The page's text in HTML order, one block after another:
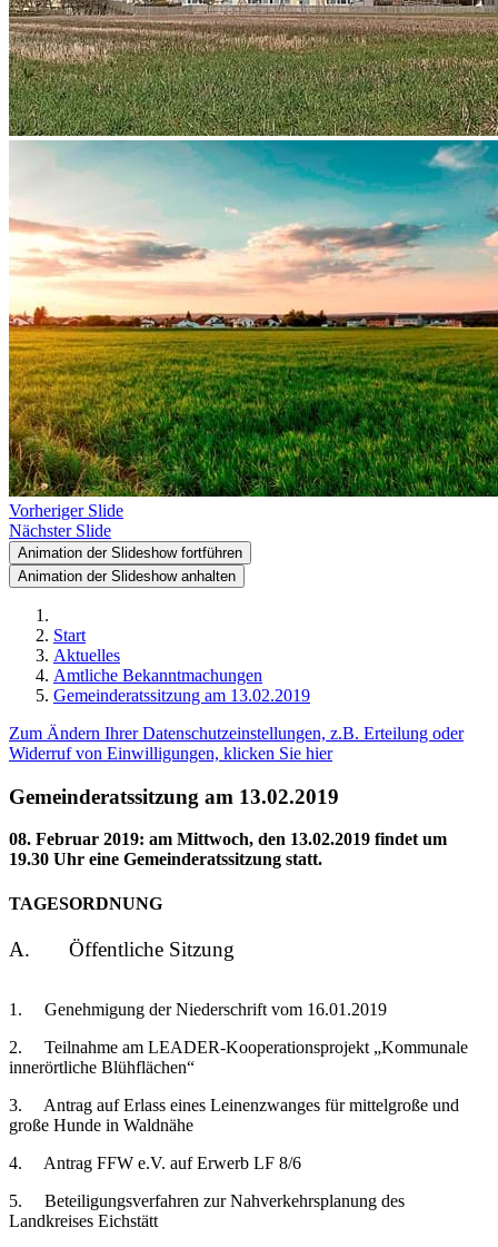
Vorheriger Slide
Nächster Slide
Animation der Slideshow fortführen
Animation der Slideshow anhalten
Start
Aktuelles
Amtliche Bekanntmachungen
Gemeinderatssitzung am 13.02.2019
Zum Ändern Ihrer Datenschutzeinstellungen, z.B. Erteilung oder
Widerruf von Einwilligungen, klicken Sie hier
Gemeinderatssitzung am 13.02.2019
08. Februar 2019: am Mittwoch, den 13.02.2019 findet um
19.30 Uhr eine Gemeinderatssitzung statt.
TAGESORDNUNG
A. Öffentliche Sitzung
1. Genehmigung der Niederschrift vom 16.01.2019
2. Teilnahme am LEADER-Kooperationsprojekt „Kommunale
innerörtliche Blühflächen“
3. Antrag auf Erlass eines Leinenzwanges für mittelgroße und
große Hunde in Waldnähe
4. Antrag FFW e.V. auf Erwerb LF 8/6
5. Beteiligungsverfahren zur Nahverkehrsplanung des
Landkreises Eichstätt